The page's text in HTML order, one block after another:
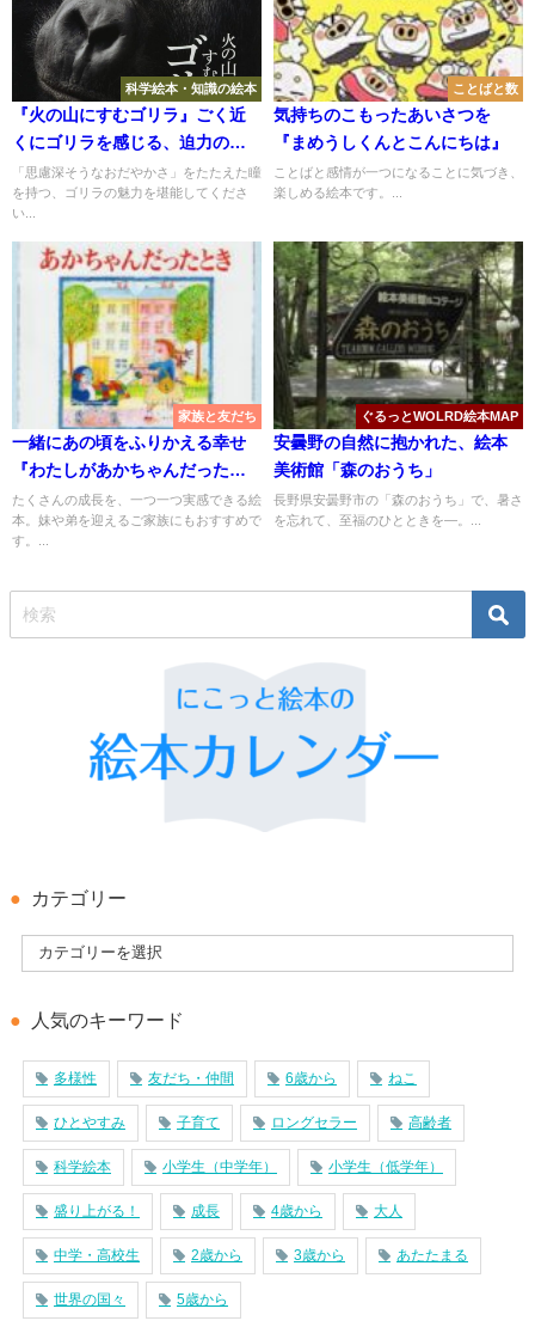
科学絵本・知識の絵本
『火の山にすむゴリラ』ごく近
くにゴリラを感じる、迫力の写
真絵本
「思慮深そうなおだやかさ」をたたえた瞳
を持つ、ゴリラの魅力を堪能してくださ
い...
ことばと数
気持ちのこもったあいさつを
『まめうしくんとこんにちは』
ことばと感情が一つになることに気づき、
楽しめる絵本です。...
家族と友だち
一緒にあの頃をふりかえる幸せ
『わたしがあかちゃんだったと
き』
たくさんの成長を、一つ一つ実感できる絵
本。妹や弟を迎えるご家族にもおすすめで
す。...
ぐるっとWOLRD絵本MAP
安曇野の自然に抱かれた、絵本
美術館「森のおうち」
長野県安曇野市の「森のおうち」で、暑さ
を忘れて、至福のひとときを―。...
カテゴリー
人気のキーワード
多様性 友だち・仲間 6歳から ねこ
ひとやすみ 子育て ロングセラー 高齢者
科学絵本 小学生（中学年） 小学生（低学年）
盛り上がる！ 成長 4歳から 大人
中学・高校生 2歳から 3歳から あたたまる
世界の国々 5歳から